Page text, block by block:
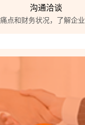
沟通洽谈
点和财务状况，了解企